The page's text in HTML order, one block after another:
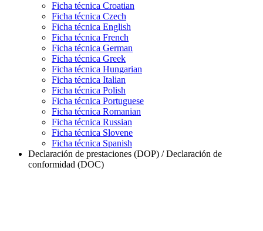
Ficha técnica Croatian
Ficha técnica Czech
Ficha técnica English
Ficha técnica French
Ficha técnica German
Ficha técnica Greek
Ficha técnica Hungarian
Ficha técnica Italian
Ficha técnica Polish
Ficha técnica Portuguese
Ficha técnica Romanian
Ficha técnica Russian
Ficha técnica Slovene
Ficha técnica Spanish
Declaración de prestaciones (DOP) / Declaración de
conformidad (DOC)